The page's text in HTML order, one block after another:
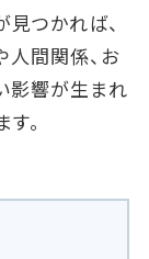
つかれば、
人間関係、お
影響が生まれ
。